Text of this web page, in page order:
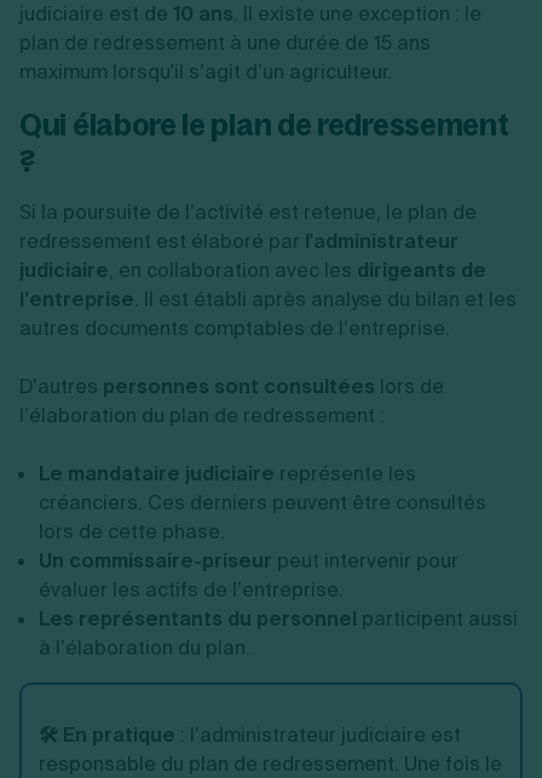
judiciaire est de 10 ans. Il existe une exception : le
plan de redressement à une durée de 15 ans
maximum lorsqu'il s’agit d’un agriculteur.
Qui élabore le plan de redressement
?
Si la poursuite de l’activité est retenue, le plan de
redressement est élaboré par l'administrateur
judiciaire, en collaboration avec les dirigeants de
l’entreprise. Il est établi après analyse du bilan et les
autres documents comptables de l’entreprise.
D’autres personnes sont consultées lors de
l’élaboration du plan de redressement :
Le mandataire judiciaire représente les
créanciers. Ces derniers peuvent être consultés
lors de cette phase.
Un commissaire-priseur peut intervenir pour
évaluer les actifs de l’entreprise.
Les représentants du personnel participent aussi
à l’élaboration du plan.
🛠️ En pratique : l’administrateur judiciaire est
responsable du plan de redressement. Une fois le